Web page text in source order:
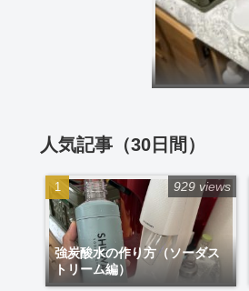
人気記事（30日間）
強炭酸水の作り方（ソーダス
トリーム編）
929 views